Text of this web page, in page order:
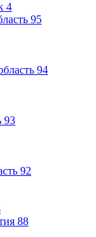
4
95
94
93
92
88